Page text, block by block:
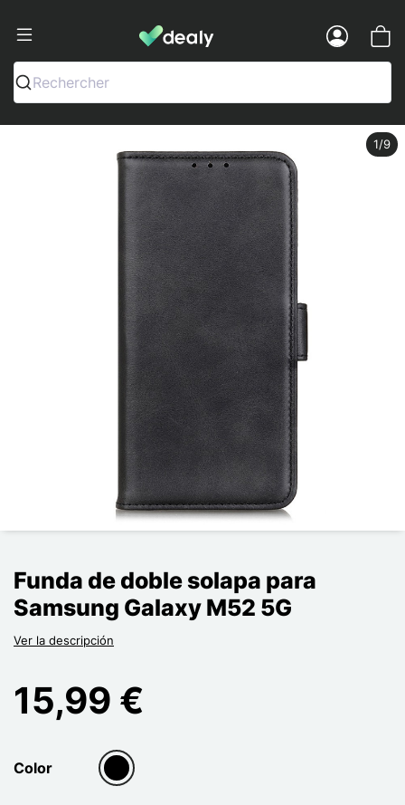
Dealy - Fundas y accesorios para
Rechercher
Funda de doble solapa para
Samsung Galaxy M52 5G
Ver la descripción
15,99 €
Color
group[3]
1/9